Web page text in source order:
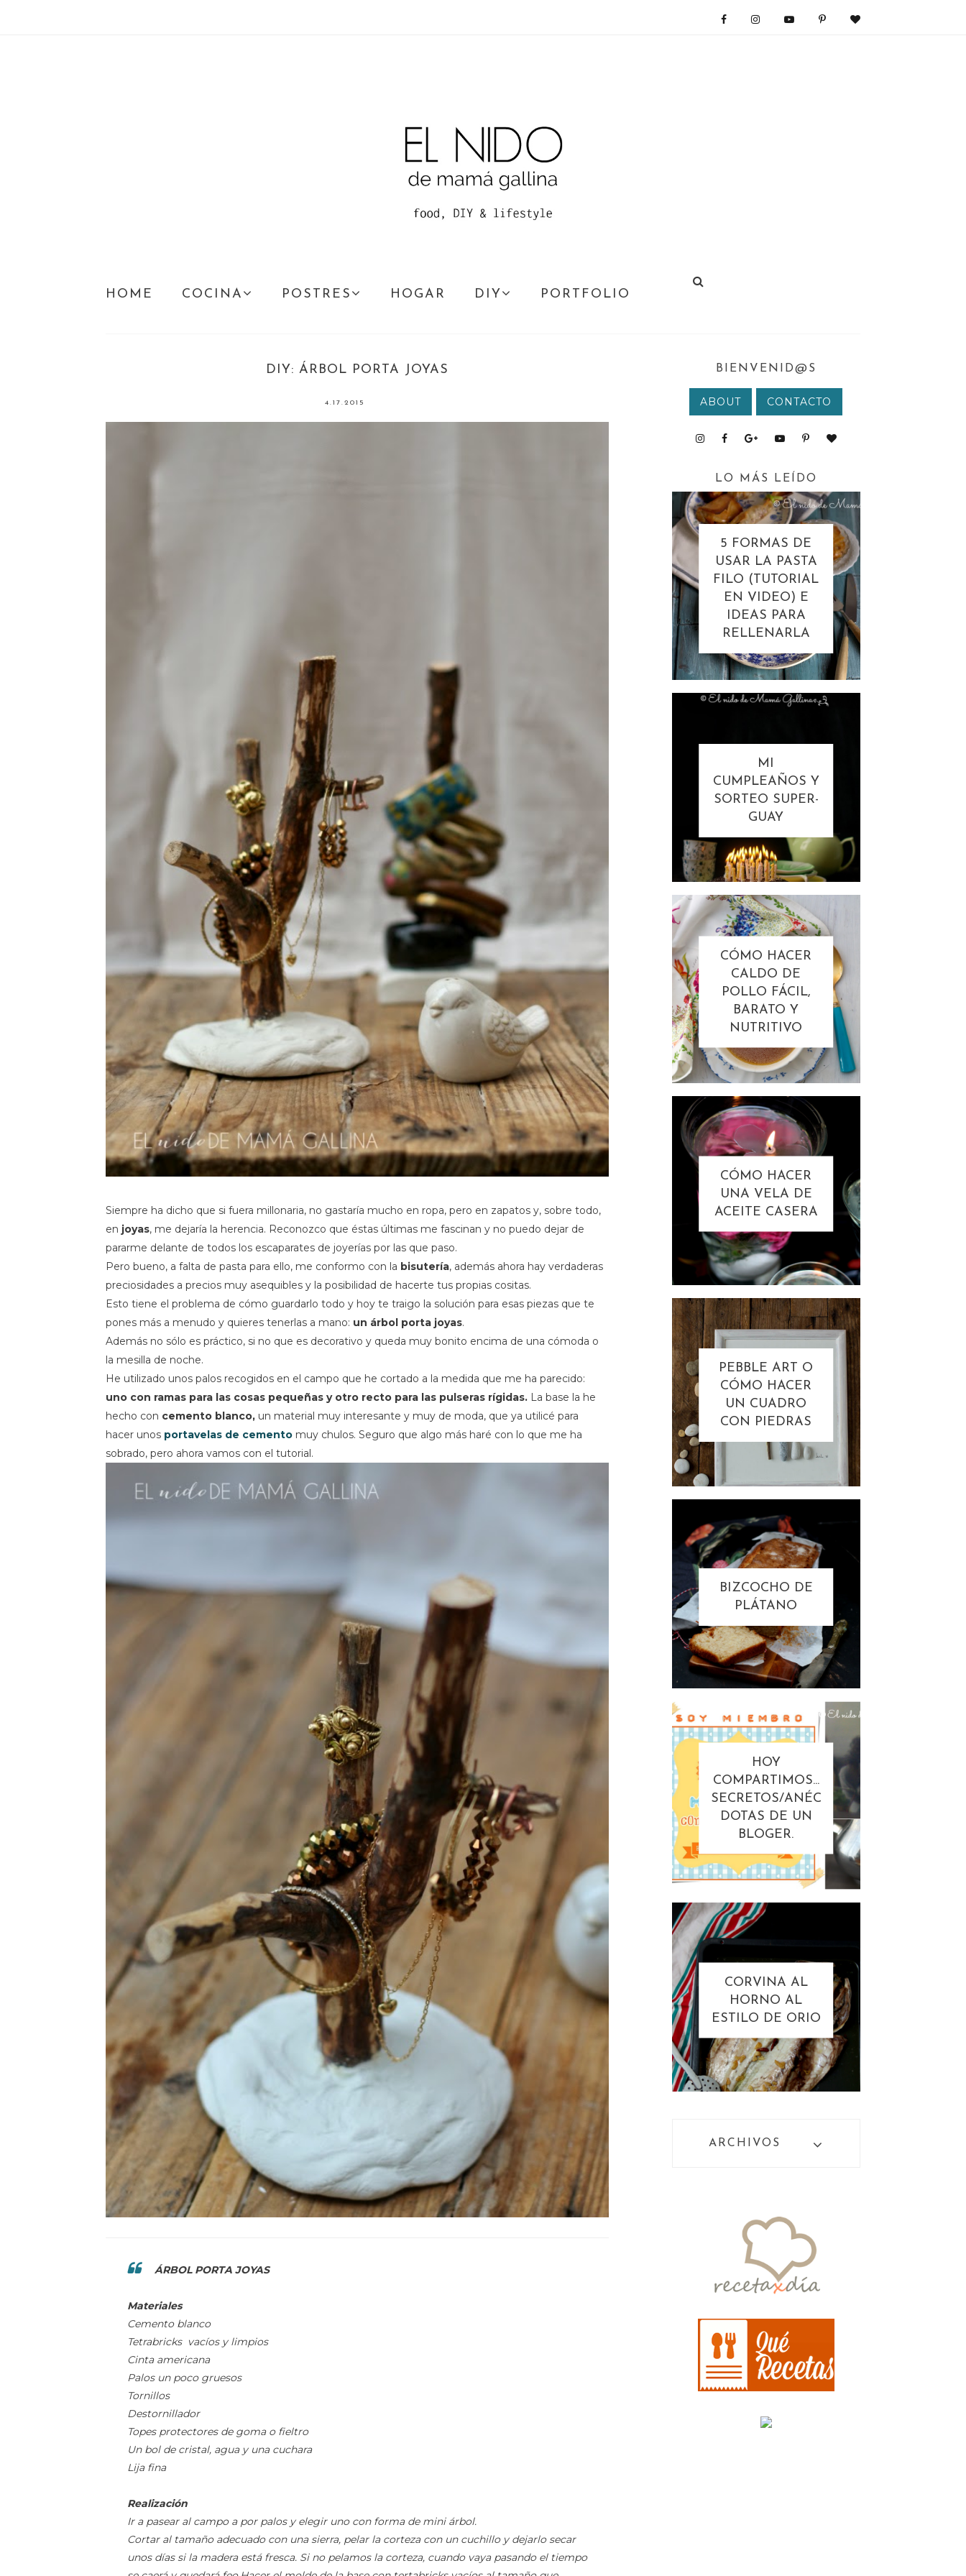
HOME COCINA POSTRES HOGAR DIY PORTFOLIO
DIY: ÁRBOL PORTA JOYAS
4.17.2015
Siempre ha dicho que si fuera millonaria, no gastaría mucho en ropa, pero en zapatos y, sobre todo,
en joyas, me dejaría la herencia. Reconozco que éstas últimas me fascinan y no puedo dejar de
pararme delante de todos los escaparates de joyerías por las que paso.
Pero bueno, a falta de pasta para ello, me conformo con la bisutería, además ahora hay verdaderas
preciosidades a precios muy asequibles y la posibilidad de hacerte tus propias cositas.
Esto tiene el problema de cómo guardarlo todo y hoy te traigo la solución para esas piezas que te
pones más a menudo y quieres tenerlas a mano: un árbol porta joyas.
Además no sólo es práctico, si no que es decorativo y queda muy bonito encima de una cómoda o
la mesilla de noche.
He utilizado unos palos recogidos en el campo que he cortado a la medida que me ha parecido:
uno con ramas para las cosas pequeñas y otro recto para las pulseras rígidas. La base la he
hecho con cemento blanco, un material muy interesante y muy de moda, que ya utilicé para
hacer unos portavelas de cemento muy chulos. Seguro que algo más haré con lo que me ha
sobrado, pero ahora vamos con el tutorial.
ÁRBOL PORTA JOYAS
Materiales
Cemento blanco
Tetrabricks vacíos y limpios
Cinta americana
Palos un poco gruesos
Tornillos
Destornillador
Topes protectores de goma o fieltro
Un bol de cristal, agua y una cuchara
Lija fina
Realización
Ir a pasear al campo a por palos y elegir uno con forma de mini árbol.
Cortar al tamaño adecuado con una sierra, pelar la corteza con un cuchillo y dejarlo secar
unos días si la madera está fresca. Si no pelamos la corteza, cuando vaya pasando el tiempo
BIENVENID@S
ABOUT CONTACTO
LO MÁS LEÍDO
5 FORMAS DE
USAR LA PASTA
FILO (TUTORIAL
EN VIDEO) E
IDEAS PARA
RELLENARLA
MI
CUMPLEAÑOS Y
SORTEO SUPER-
GUAY
CÓMO HACER
CALDO DE
POLLO FÁCIL,
BARATO Y
NUTRITIVO
CÓMO HACER
UNA VELA DE
ACEITE CASERA
PEBBLE ART O
CÓMO HACER
UN CUADRO
CON PIEDRAS
BIZCOCHO DE
PLÁTANO
HOY
COMPARTIMOS...
SECRETOS/ANÉC
DOTAS DE UN
BLOGER.
CORVINA AL
HORNO AL
ESTILO DE ORIO
ARCHIVOS